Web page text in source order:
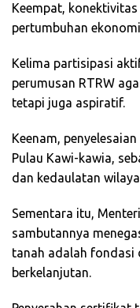
Keempat,
pertumbuhan
Kelima partisipasi
perumusan RTRW
tetapi juga aspiratif.
Keenam,
Pulau Kawi-kawia,
dan kedaulatan
Sementara itu,
sambutannya
tanah adalah fondasi
berkelanjutan.